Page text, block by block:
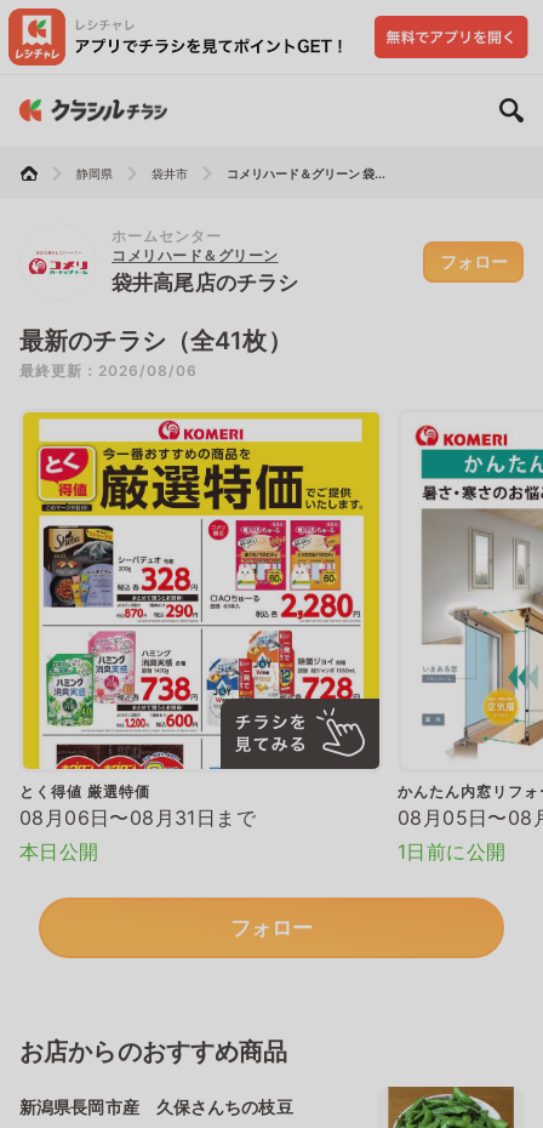
静岡県 袋井市 コメリハード＆グリーン 袋...
ホームセンター
コメリハード＆グリーン
袋井高尾店のチラシ
フォロー
最新のチラシ（全41枚）
最終更新：2026/08/06
とく得値 厳選特価
08月06日〜08月31日まで
本日公開
かんたん内窓リフォ
08月05日〜08
1日前に公開
フォロー
お店からのおすすめ商品
新潟県長岡市産 久保さんちの枝豆